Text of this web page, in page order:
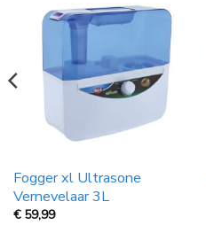
Fogger xl Ultrasone
Vernevelaar 3L
€ 59,99